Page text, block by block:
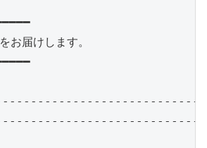
お届けします。